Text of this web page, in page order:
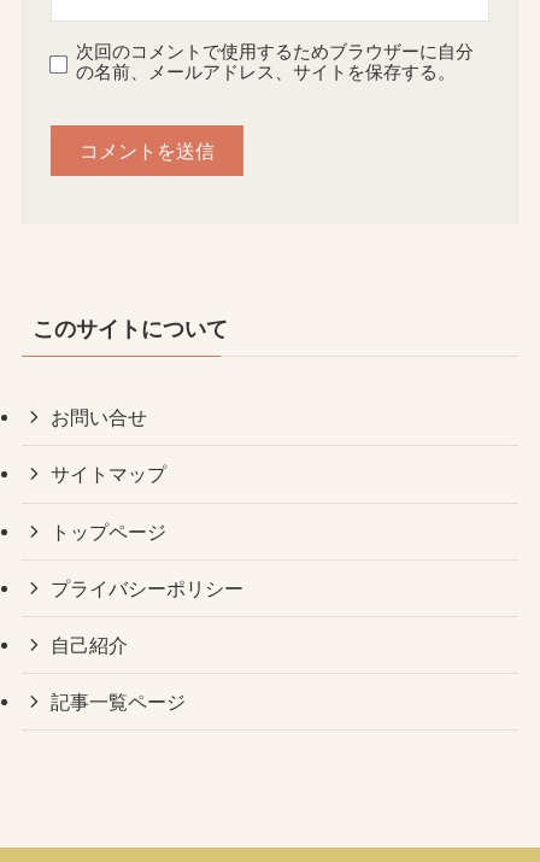
次回のコメントで使用するためブラウザーに自分
の名前、メールアドレス、サイトを保存する。
このサイトについて
お問い合せ
サイトマップ
トップページ
プライバシーポリシー
自己紹介
記事一覧ページ